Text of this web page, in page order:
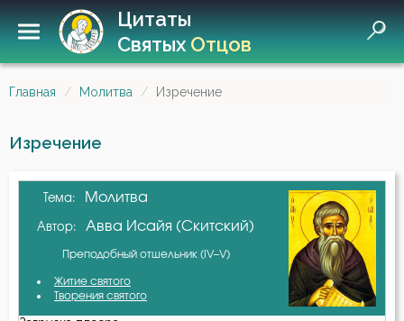
Цитаты
СвятыхОтцов
Главная Молитва Изречение
Изречение
Тема: Молитва
Автор: Авва Исайя (Скитский)
Преподобный отшельник (IV–V)
Житие святого
Творения святого